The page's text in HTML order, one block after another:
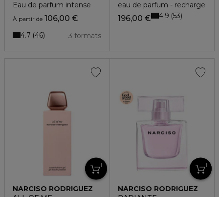
Eau de parfum intense
À partir de 106,00 €
3 formats
4.7 46
eau de parfum - recharge
196,00 € 4.9 53
NARCISO RODRIGUEZ
NARCISO RODRIGUEZ